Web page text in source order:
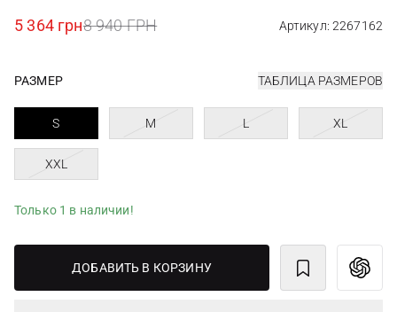
5 364 грн8 940 ГРН Артикул: 2267162
РАЗМЕР ТАБЛИЦА РАЗМЕРОВ
S M L XL
XXL
Только 1 в наличии!
ДОБАВИТЬ В КОРЗИНУ